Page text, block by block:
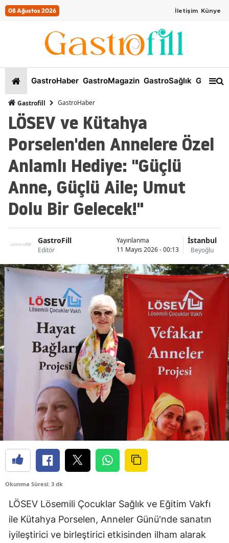
08 Ağustos 2026 İletişim Künye
GastroHaber GastroMagazin GastroSağlık
Gastrofill GastroHaber
LÖSEV ve Kütahya
Porselen'den Annelere Özel
Anlamlı Hediye: "Güçlü
Anne, Güçlü Aile; Umut
Dolu Bir Gelecek!"
GastroFill
Editör
Yayınlanma
11 Mayıs 2026 - 00:13
İstanbul
Beyoğlu
Okunma Süresi: 3 dk
LÖSEV Lösemili Çocuklar Sağlık ve Eğitim Vakfı
ile Kütahya Porselen, Anneler Günü'nde sanatın
iyileştirici ve birleştirici etkisinden ilham alarak